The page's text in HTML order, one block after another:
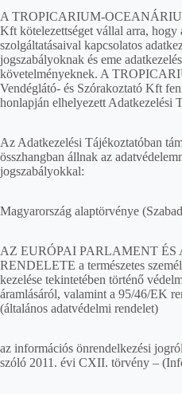
A TROPICARIUM-
Kft kötelezettséget vállal arra,
szolgáltatásaival kapcsolatos
jogszabályoknak és eme
követelményeknek. A
Vendéglátó- és Szórakoztató Kft
honlapján elhelyezett Adatkezelési
Az Adatkezelési Tájékoztatóban
összhangban állnak az
jogszabályokkal:
Magyarország alaptörvénye
AZ EURÓPAI PARLAMENT ÉS
RENDELETE a természetes
kezelése tekintetében történő
áramlásáról, valamint a 95/46/EK
(általános adatvédelmi rendelet)
az információs önrendelkezési
szóló 2011. évi CXII. törvény –